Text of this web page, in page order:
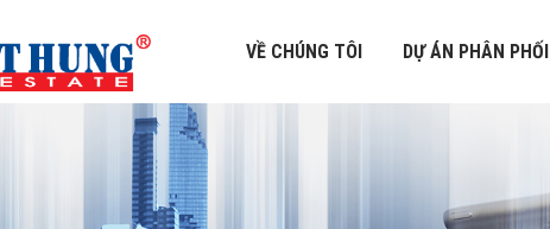
VỀ CHÚNG TÔI DỰ ÁN PHÂN PHỐI